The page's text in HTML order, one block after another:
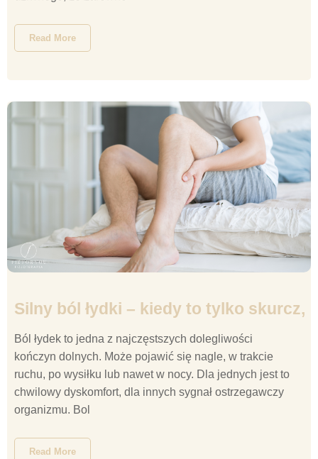
Read More
Silny ból łydki – kiedy to tylko skurcz,
Ból łydek to jedna z najczęstszych dolegliwości
kończyn dolnych. Może pojawić się nagle, w trakcie
ruchu, po wysiłku lub nawet w nocy. Dla jednych jest to
chwilowy dyskomfort, dla innych sygnał ostrzegawczy
organizmu. Bol
Read More